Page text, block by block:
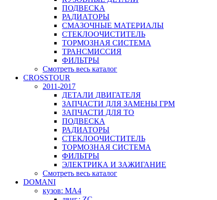
ПОДВЕСКА
РАДИАТОРЫ
СМАЗОЧНЫЕ МАТЕРИАЛЫ
СТЕКЛООЧИСТИТЕЛЬ
ТОРМОЗНАЯ СИСТЕМА
ТРАНСМИССИЯ
ФИЛЬТРЫ
Смотреть весь каталог
CROSSTOUR
2011-2017
ДЕТАЛИ ДВИГАТЕЛЯ
ЗАПЧАСТИ ДЛЯ ЗАМЕНЫ ГРМ
ЗАПЧАСТИ ДЛЯ ТО
ПОДВЕСКА
РАДИАТОРЫ
СТЕКЛООЧИСТИТЕЛЬ
ТОРМОЗНАЯ СИСТЕМА
ФИЛЬТРЫ
ЭЛЕКТРИКА И ЗАЖИГАНИЕ
Смотреть весь каталог
DOMANI
кузов: MA4